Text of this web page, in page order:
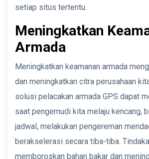
setiap situs tertentu.
Meningkatkan
Armada
Meningkatkan keamanan armada
dan meningkatkan citra perusahaan
solusi pelacakan armada GPS dapat
saat pengemudi kita melaju kencang,
jadwal, melakukan pengereman
berakselerasi secara tiba-tiba.
memboroskan bahan bakar dan